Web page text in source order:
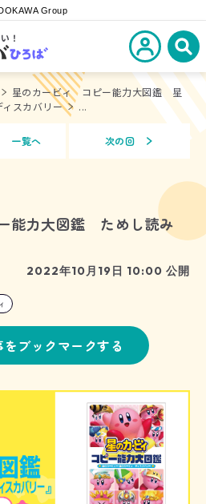
Group
！
ば
新規会員登
検
星のカービィ コピー能力大図鑑 星
スカバリー
...
一覧へ 次の回
能力大図鑑 ためし読み
2022年10月19日 10:00 公開
をブックマークする